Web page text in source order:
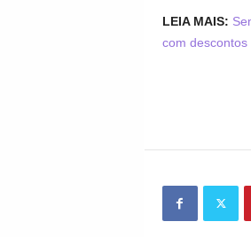
LEIA MAIS:
com descontos